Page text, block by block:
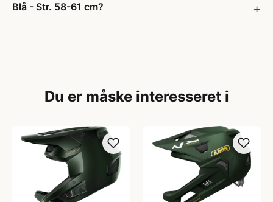
Blå - Str. 58-61 cm?
Du er måske interesseret i